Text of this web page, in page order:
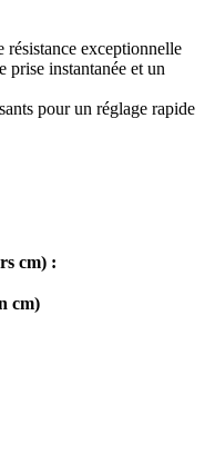
exceptionnelle
instantanée et un
pour un réglage rapide
cm) :
cm)